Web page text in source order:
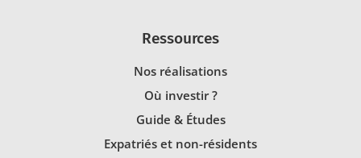
Ressources
Nos réalisations
Où investir ?
Guide & Études
Expatriés et non-résidents